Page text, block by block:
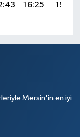
16:25 19:24
Mersin'in en iyi